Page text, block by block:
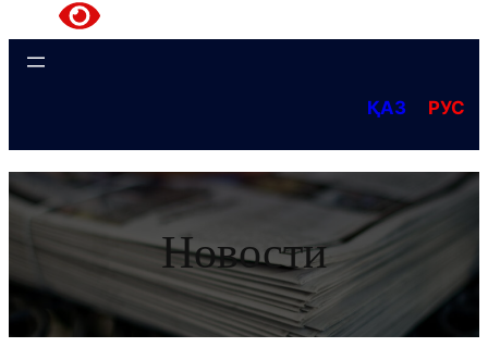
ҚАЗ РУС
Новости